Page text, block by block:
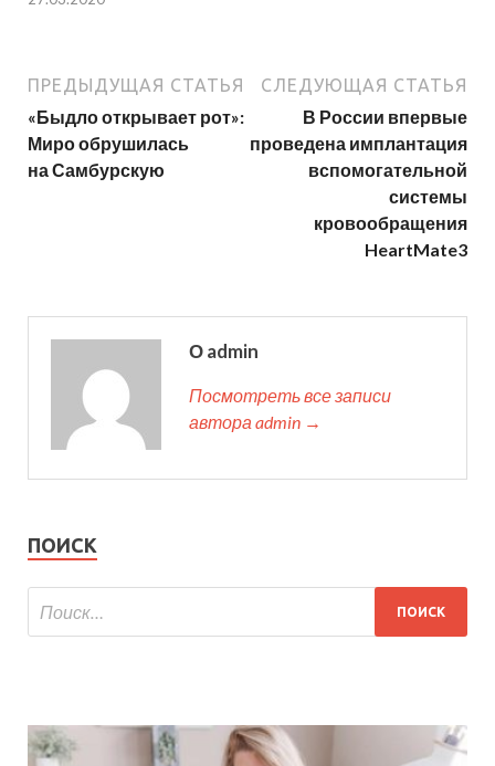
ПРЕДЫДУЩАЯ СТАТЬЯ
«Быдло открывает рот»:
Миро обрушилась
на Самбурскую
СЛЕДУЮЩАЯ СТАТЬЯ
В России впервые
проведена имплантация
вспомогательной
системы
кровообращения
HeartMate3
О admin
Посмотреть все записи
автора admin →
ПОИСК